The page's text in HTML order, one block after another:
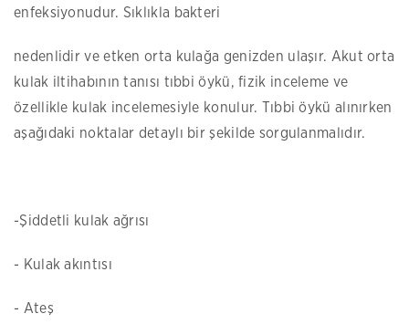
enfeksiyonudur. Sıklıkla bakteri
nedenlidir ve etken orta kulağa genizden ulaşır. Akut orta
kulak iltihabının tanısı tıbbi öykü, fizik inceleme ve
özellikle kulak incelemesiyle konulur. Tıbbi öykü alınırken
aşağıdaki noktalar detaylı bir şekilde sorgulanmalıdır.
-Şiddetli kulak ağrısı
- Kulak akıntısı
- Ateş